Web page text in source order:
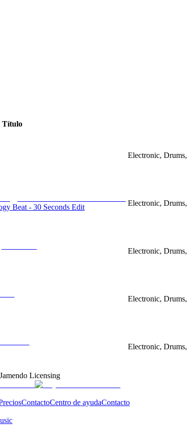
Título
Electronic,
Beat - 30 Seconds Edit
Electronic,
Electronic,
Electronic,
Electronic,
Jamendo Licensing
ContactoCentro de ayudaContacto